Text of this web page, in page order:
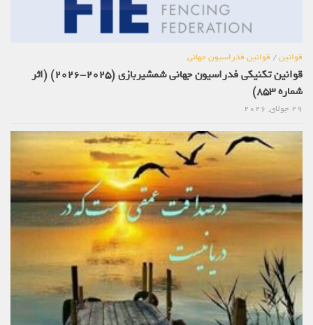
قوانین/قوانین فدراسیون جهانی
قوانین تکنیکی فدراسیون جهانی شمشیربازی (2025-2026) (اثر
شماره 853)